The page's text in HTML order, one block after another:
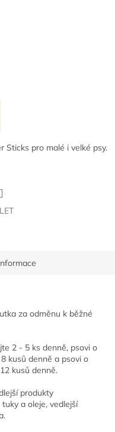
Sticks pro malé i velké psy.
za odměnu k běžné
2 - 5 ks denně, psovi o
kusů denně a psovi o
kusů denně.
produkty
a oleje, vedlejší